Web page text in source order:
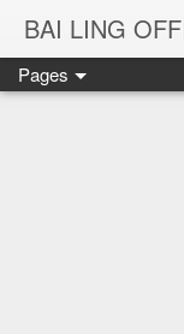
Pages